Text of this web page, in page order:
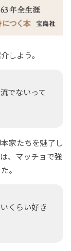
しよう。
でないって
家たちを魅了し
、マッチョで強
。
くらい好き